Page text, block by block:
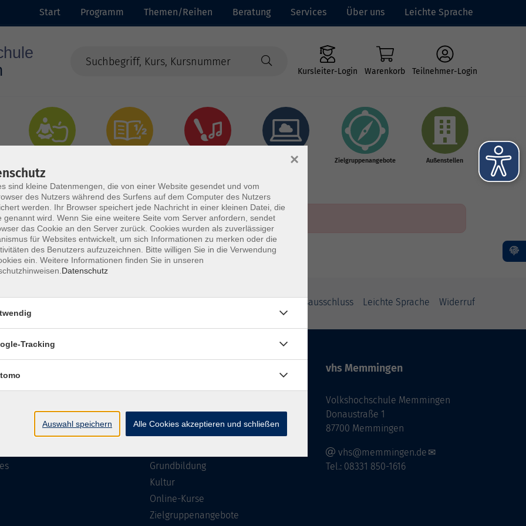
Start Programm Themen/Reihen Beratung Services Über uns Leichte Sprache
Kursleiter-Login Warenkorb Teilnehmer-Login
Online-Kurse Zielgruppenangebote Außenstellen
Haftungsausschluss Leichte Sprache Widerruf
Reihen
Grundbildung
Kultur
Online-Kurse
Zielgruppenangebote
vhs Memmingen
Volkshochschule Memmingen
Donaustraße 1
87700 Memmingen
vhs@memmingen.de
Tel.: 08331 850-1616
sind kleine Datenmengen, die von einer Website gesendet und vom
des Nutzers während des Surfens auf dem Computer des Nutzers
werden. Ihr Browser speichert jede Nachricht in einer kleinen Datei, die
genannt wird. Wenn Sie eine weitere Seite vom Server anfordern, sendet
das Cookie an den Server zurück. Cookies wurden als zuverlässiger
für Websites entwickelt, um sich Informationen zu merken oder die
des Benutzers aufzuzeichnen. Bitte willigen Sie in die Verwendung
ein. Weitere Informationen finden Sie in unseren
Datenschutz
×
Tracking
Auswahl speichern Alle Cookies akzeptieren und schließen